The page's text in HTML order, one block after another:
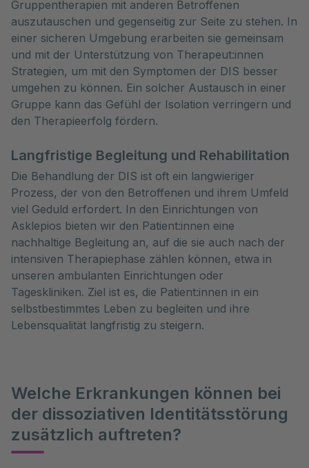
Gruppentherapien mit anderen Betroffenen
auszutauschen und gegenseitig zur Seite zu stehen. In
einer sicheren Umgebung erarbeiten sie gemeinsam
und mit der Unterstützung von Therapeut:innen
Strategien, um mit den Symptomen der DIS besser
umgehen zu können. Ein solcher Austausch in einer
Gruppe kann das Gefühl der Isolation verringern und
den Therapieerfolg fördern.
Langfristige Begleitung und Rehabilitation
Die Behandlung der DIS ist oft ein langwieriger
Prozess, der von den Betroffenen und ihrem Umfeld
viel Geduld erfordert. In den Einrichtungen von
Asklepios bieten wir den Patient:innen eine
nachhaltige Begleitung an, auf die sie auch nach der
intensiven Therapiephase zählen können, etwa in
unseren ambulanten Einrichtungen oder
Tageskliniken. Ziel ist es, die Patient:innen in ein
selbstbestimmtes Leben zu begleiten und ihre
Lebensqualität langfristig zu steigern.
Welche Erkrankungen können bei
der dissoziativen Identitätsstörung
zusätzlich auftreten?